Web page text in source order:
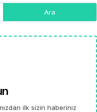
ilk sizin haberiniz